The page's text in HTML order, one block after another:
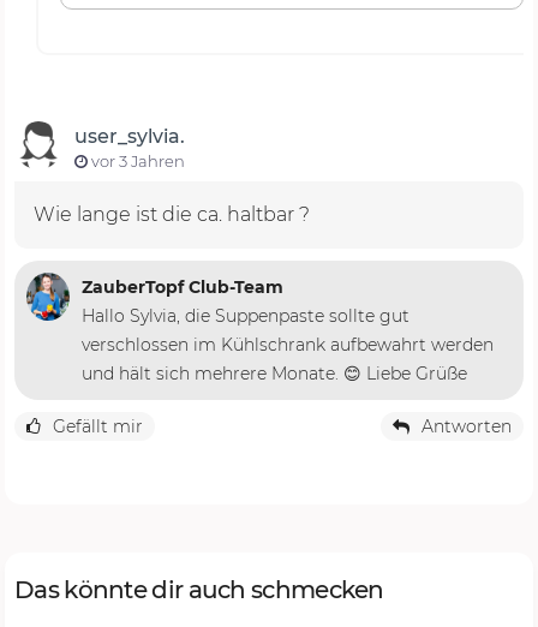
user_sylvia.
vor 3 Jahren
Wie lange ist die ca. haltbar ?
ZauberTopf Club-Team
Hallo Sylvia, die Suppenpaste sollte gut
verschlossen im Kühlschrank aufbewahrt werden
und hält sich mehrere Monate. 😊 Liebe Grüße
Gefällt mir Antworten
Das könnte dir auch schmecken